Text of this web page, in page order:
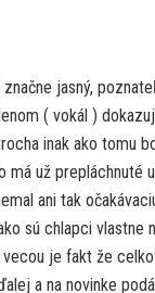
jasný,
( vokál )
inak ako tomu
má už prepláchnuté
ani tak
sú chlapci vlastne
je fakt že
a na novinke